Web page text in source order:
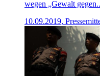
wegen „Gewalt
10.09.2019,